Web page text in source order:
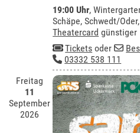
19:00 Uhr,
Schäpe, Schwedt/Oder
Theatercard günstiger
Tickets oder
03332 538 111
Freitag
11
September
2026